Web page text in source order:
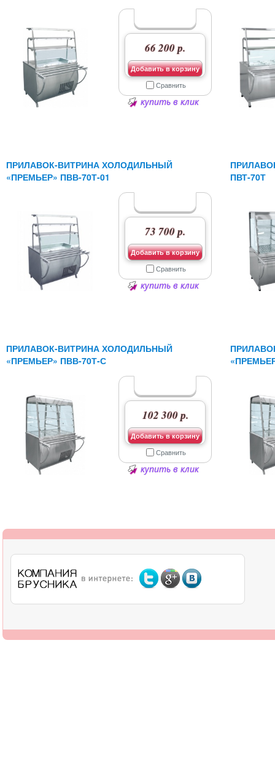
66 200 р.
Добавить в корзину
Сравнить
купить в клик
ПРИЛАВОК-ВИТРИНА ХОЛОДИЛЬНЫЙ
«ПРЕМЬЕР» ПВВ-70Т-01
73 700 р.
Добавить в корзину
Сравнить
купить в клик
ПВТ-70Т
ПРИЛАВОК-ВИТРИНА ХОЛОДИЛЬНЫЙ
«ПРЕМЬЕР» ПВВ-70Т-С
102 300 р.
Добавить в корзину
Сравнить
купить в клик